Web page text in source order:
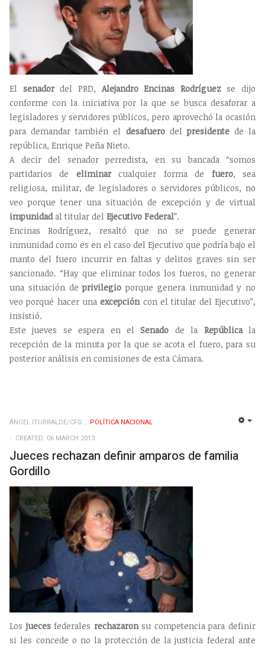
El senadordel PRD, Alejandro Encinas Rodríguezse dijo
conforme con la iniciativa por la que se busca desaforar a
legisladores y servidores públicos, pero aprovechó la ocasión
para demandar también el desafuerodelpresidentede la
república, Enrique Peña Nieto.
A decir del senador perredista, en su bancada “somos
partidarios de eliminarcualquier forma de fuero, sea
religiosa, militar, de legisladores o servidores públicos, no
veo porque tener una situación de excepción y de virtual
impunidadal titular del Ejecutivo Federal”.
Encinas Rodríguez, resaltó que no se puede generar
inmunidad como es en el caso del Ejecutivo que podría bajo el
manto del fuero incurrir en faltas y delitos graves sin ser
sancionado. “Hay que eliminar todos los fueros, no generar
una situación deprivilegio porque genera inmunidad y no
veo porqué hacer unaexcepcióncon el titular del Ejecutivo”,
insistió.
Este jueves se espera en elSenado de la Repúblicala
recepción de la minuta por la que se acota el fuero, para su
posterior análisis en comisiones de esta Cámara.
ÁNGEL ITURRALDE/CFG
POLÍ­TICA NACIONAL
CREATED: 06 MARCH 2013
Jueces rechazan definir amparos de familia
Gordillo
Los juecesfederales rechazaronsu competencia para definir
si les concede o no la protección de la justicia federal ante